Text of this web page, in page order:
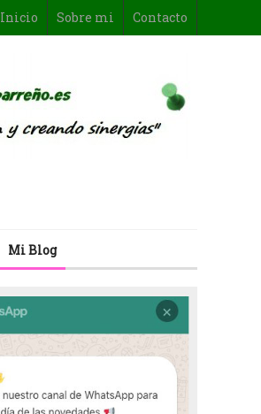
Inicio Sobre mi Contacto
Mi Blog